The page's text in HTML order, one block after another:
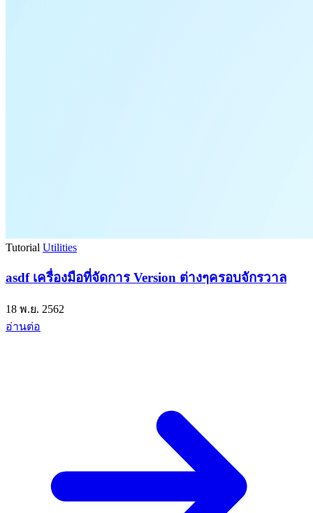
Tutorial Utilities
asdf เครื่องมือที่จัดการ Version ต่างๆครอบจักรวาล
18 พ.ย. 2562
อ่านต่อ